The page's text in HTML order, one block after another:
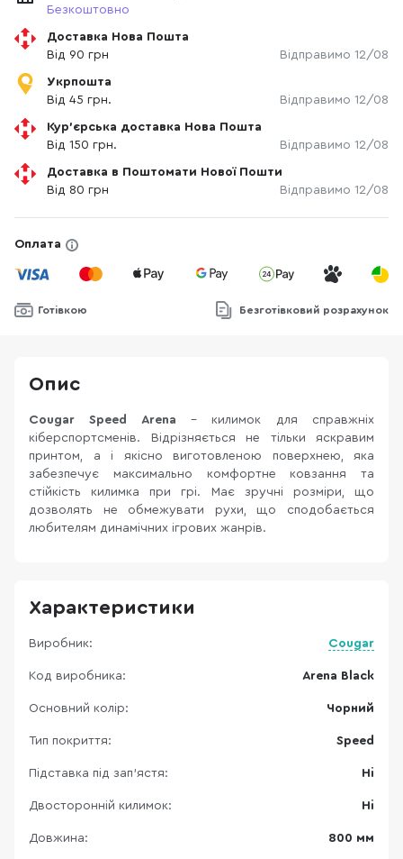
Безкоштовно
Доставка Нова Пошта
Від 90 грн
Відправимо 12/08
Укрпошта
Від 45 грн.
Відправимо 12/08
Кур'єрська доставка Нова Пошта
Від 150 грн.
Відправимо 12/08
Доставка в Поштомати Нової Пошти
Від 80 грн
Відправимо 12/08
Оплата
Готівкою Безготівковий розрахунок
Опис
Cougar Speed Arena - килимок для справжніх
кіберспортсменів. Відрізняється не тільки яскравим
принтом, а і якісно виготовленою поверхнею, яка
забезпечує максимально комфортне ковзання та
стійкість килимка при грі. Має зручні розміри, що
дозволять не обмежувати рухи, що сподобається
любителям динамічних ігрових жанрів.
Характеристики
Виробник: Cougar
Код виробника: Arena Black
Основний колір: Чорний
Тип покриття: Speed
Підставка під зап'ястя: Ні
Двосторонній килимок: Ні
Довжина: 800 мм